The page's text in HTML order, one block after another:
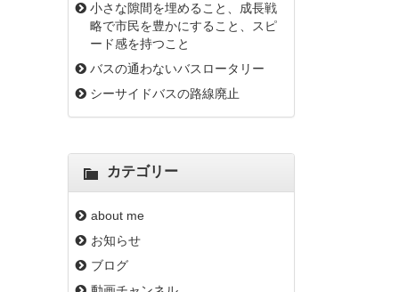
小さな隙間を埋めること、成長戦
略で市民を豊かにすること、スピ
ード感を持つこと
バスの通わないバスロータリー
シーサイドバスの路線廃止
カテゴリー
about me
お知らせ
ブログ